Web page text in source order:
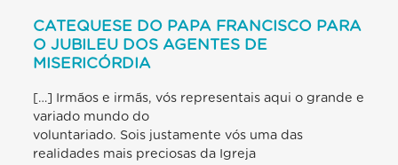
CATEQUESE DO PAPA FRANCISCO PARA
O JUBILEU DOS AGENTES DE
MISERICÓRDIA
[…] Irmãos e irmãs, vós representais aqui o grande e
variado mundo do
voluntariado. Sois justamente vós uma das
realidades mais preciosas da Igreja